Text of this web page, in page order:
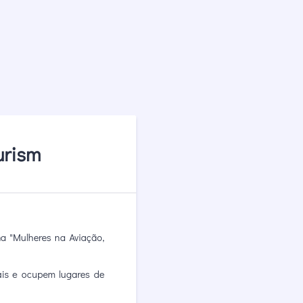
"Mulheres na Aviação,
e ocupem lugares de